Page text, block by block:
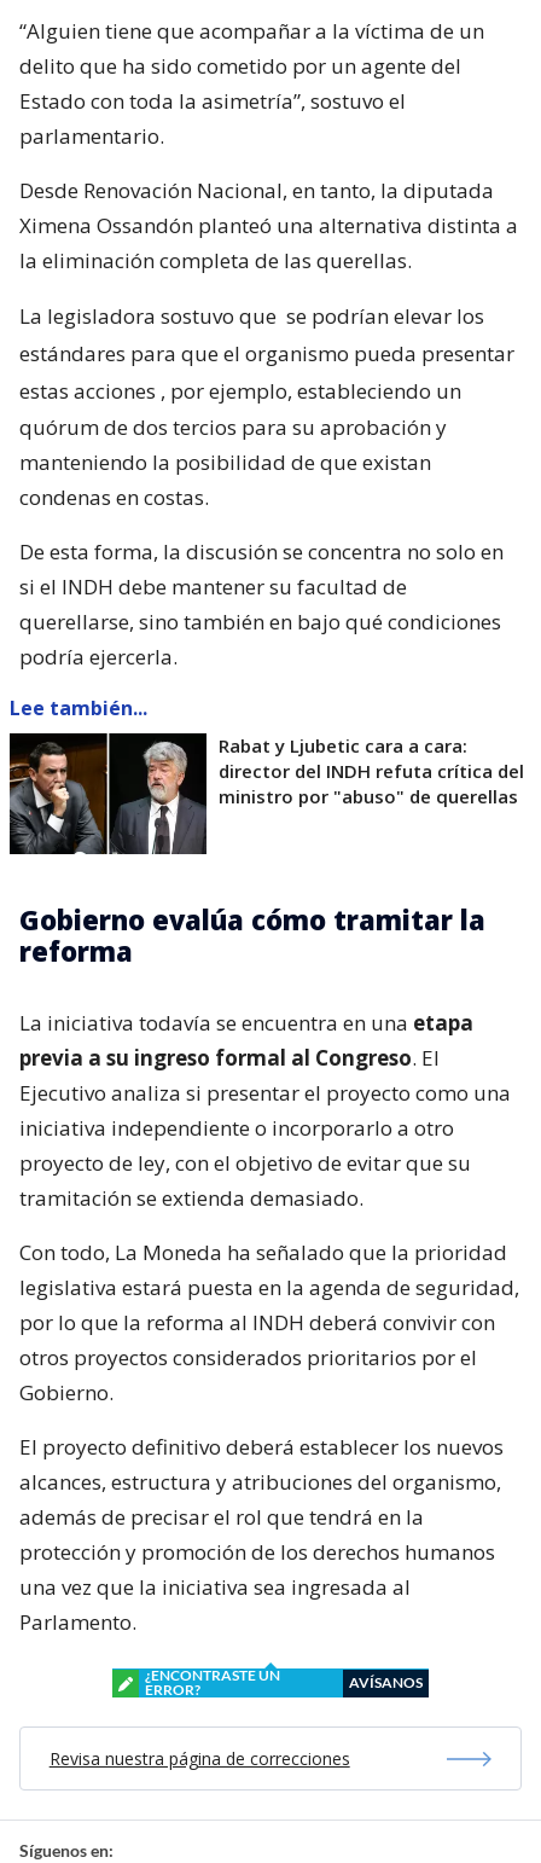
“Alguien tiene que acompañar a la víctima de un
delito que ha sido cometido por un agente del
Estado con toda la asimetría”, sostuvo el
parlamentario.
Desde Renovación Nacional, en tanto, la diputada
Ximena Ossandón planteó una alternativa distinta a
la eliminación completa de las querellas.
La legisladora sostuvo que se podrían elevar los
estándares para que el organismo pueda presentar
estas acciones , por ejemplo, estableciendo un
quórum de dos tercios para su aprobación y
manteniendo la posibilidad de que existan
condenas en costas.
De esta forma, la discusión se concentra no solo en
si el INDH debe mantener su facultad de
querellarse, sino también en bajo qué condiciones
podría ejercerla.
Lee también...
Rabat y Ljubetic cara a cara:
director del INDH refuta crítica del
ministro por "abuso" de querellas
Gobierno evalúa cómo tramitar la
reforma
La iniciativa todavía se encuentra en una etapa
previa a su ingreso formal al Congreso. El
Ejecutivo analiza si presentar el proyecto como una
iniciativa independiente o incorporarlo a otro
proyecto de ley, con el objetivo de evitar que su
tramitación se extienda demasiado.
Con todo, La Moneda ha señalado que la prioridad
legislativa estará puesta en la agenda de seguridad,
por lo que la reforma al INDH deberá convivir con
otros proyectos considerados prioritarios por el
Gobierno.
El proyecto definitivo deberá establecer los nuevos
alcances, estructura y atribuciones del organismo,
además de precisar el rol que tendrá en la
protección y promoción de los derechos humanos
una vez que la iniciativa sea ingresada al
Parlamento.
¿ENCONTRASTE UN
ERROR?
AVÍSANOS
Revisa nuestra página de correcciones
Síguenos en: